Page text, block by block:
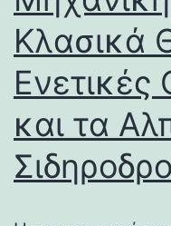
Κλασικά
και τα